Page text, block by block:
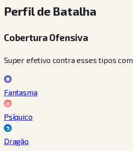
Perfil de Batalha
Cobertura Ofensiva
Super efetivo contra esses tipos
Fantasma
Psíquico
Dragão